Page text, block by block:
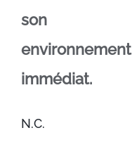
son
environnement
immédiat.
N.C.